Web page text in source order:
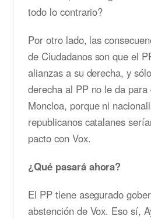
todo lo contrario?
Por otro lado, las
de Ciudadanos son que el
alianzas a su derecha, y
derecha al PP no le da
Moncloa, porque ni
republicanos catalanes
pacto con Vox.
¿Qué pasará ahora?
El PP tiene asegurado
abstención de Vox. Eso sí,